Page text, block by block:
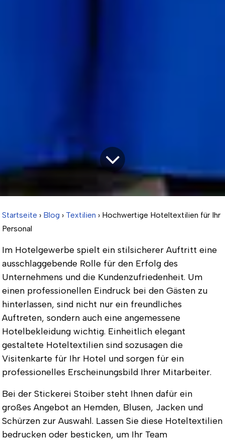
Startseite › Blog › Textilien › Hochwertige Hoteltextilien für Ihr
Personal
Im Hotelgewerbe spielt ein stilsicherer Auftritt eine
ausschlaggebende Rolle für den Erfolg des
Unternehmens und die Kundenzufriedenheit. Um
einen professionellen Eindruck bei den Gästen zu
hinterlassen, sind nicht nur ein freundliches
Auftreten, sondern auch eine angemessene
Hotelbekleidung wichtig. Einheitlich elegant
gestaltete Hoteltextilien sind sozusagen die
Visitenkarte für Ihr Hotel und sorgen für ein
professionelles Erscheinungsbild Ihrer Mitarbeiter.
Bei der Stickerei Stoiber steht Ihnen dafür ein
großes Angebot an Hemden, Blusen, Jacken und
Schürzen zur Auswahl. Lassen Sie diese Hoteltextilien
bedrucken oder besticken, um Ihr Team